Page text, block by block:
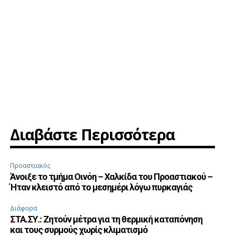
Διαβάστε Περισσότερα
Προαστιακός
Άνοιξε το τμήμα Οινόη – Χαλκίδα του Προαστιακού –
Ήταν κλειστό από το μεσημέρι λόγω πυρκαγιάς
Διάφορα
ΣΤΑ.ΣΥ.: Ζητούν μέτρα για τη θερμική καταπόνηση
και τους συρμούς χωρίς κλιματισμό